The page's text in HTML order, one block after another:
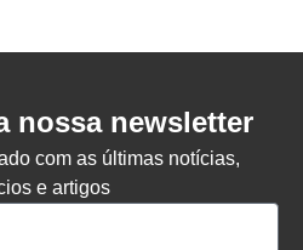
nossa newsletter
com as últimas notícias,
e artigos